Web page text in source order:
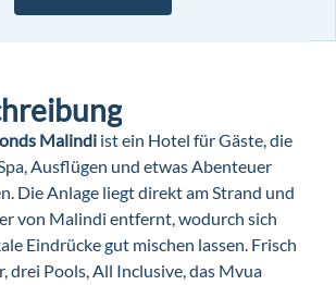
Malindi ist ein Hotel für Gäste, die
Ausflügen und etwas Abenteuer
Die Anlage liegt direkt am Strand und
von Malindi entfernt, wodurch sich
Eindrücke gut mischen lassen. Frisch
drei Pools, All Inclusive, das Mvua